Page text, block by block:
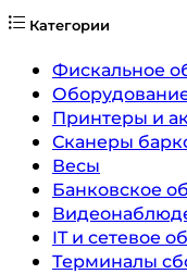
Категории
Фискальное
Принтеры и
Сканеры
Весы
Банковское
IT и сетевое
Терминалы